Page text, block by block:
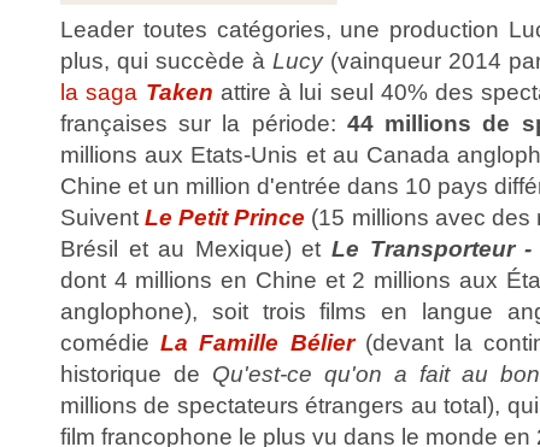
Leader toutes catégories, une production
plus, qui succède à Lucy(vainqueur 2014
la saga Taken attire à lui seul 40% des
françaises sur la période: 44 millions de
millions aux Etats-Unis et au Canada
Chine et un million d'entrée dans 10 pays
SuiventLe Petit Prince (15 millions avec des
Brésil et au Mexique) et Le Transporteur -
dont 4 millions en Chine et 2 millions aux
anglophone), soit trois films en langue
comédieLa Famille Bélier(devant la
historique de Qu'est-ce qu'on a fait au
millions de spectateurs étrangers au total),
film francophone le plus vu dans le monde en